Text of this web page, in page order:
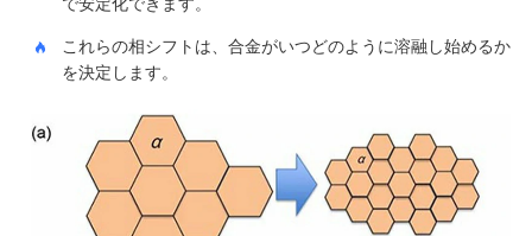
これらの相シフトは、合金がいつどのように溶融し始めるか
を決定します。